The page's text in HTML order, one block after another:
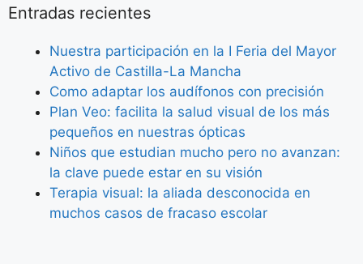
Entradas recientes
Nuestra participación en la I Feria del Mayor
Activo de Castilla-La Mancha
Como adaptar los audífonos con precisión
Plan Veo: facilita la salud visual de los más
pequeños en nuestras ópticas
Niños que estudian mucho pero no avanzan:
la clave puede estar en su visión
Terapia visual: la aliada desconocida en
muchos casos de fracaso escolar